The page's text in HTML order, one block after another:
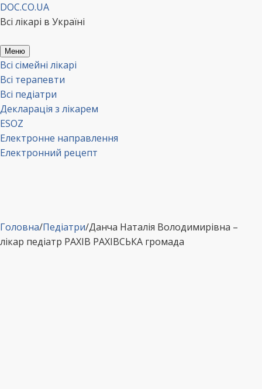
Перейти
до
DOC.CO.UA
Всі лікарі в Україні
Меню
Всі сімейні лікарі
Всі терапевти
Всі педіатри
Декларація з лікарем
ESOZ
Електронне направлення
Електронний рецепт
Головна/Педіатри/Данча Наталія Володимирівна –
лікар педіатр РАХІВ РАХІВСЬКА громада